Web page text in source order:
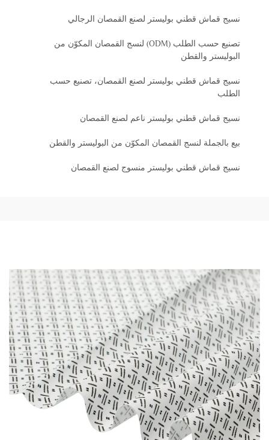
نسيج قماش قطني بوليستر لصنع القمصان الرجالي
تصنيع حسب الطلب (ODM) لنسج القمصان المكوّن من
البوليستر والقطن
نسيج قماش قطني بوليستر لصنع القمصان، تصنيع حسب
الطلب
نسيج قماش قطني بوليستر ناعم لصنع القمصان
بيع بالجملة لنسج القمصان المكوّن من البوليستر والقطن
نسيج قماش قطني بوليستر منسوج لصنع القمصان